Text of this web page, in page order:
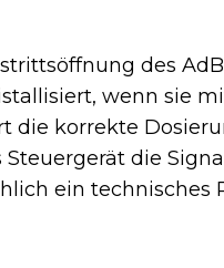
des
wenn sie
die korrekte
die
ein technisches